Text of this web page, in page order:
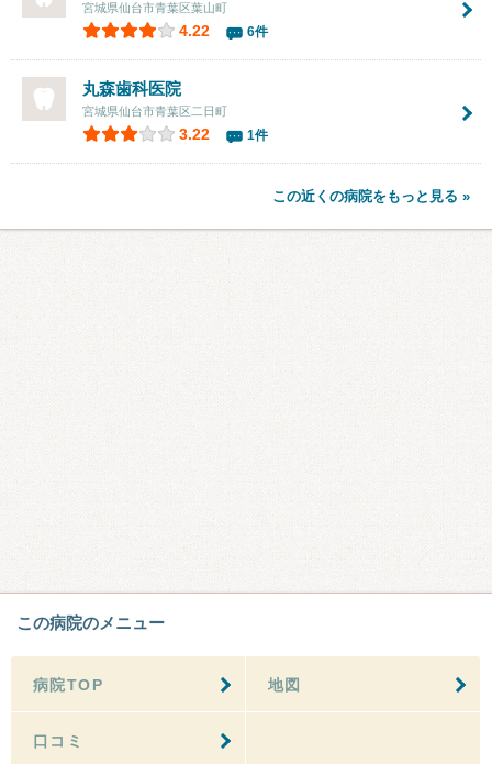
宮城県仙台市青葉区葉山町
4.22 6件
丸森歯科医院
宮城県仙台市青葉区二日町
3.22 1件
この近くの病院をもっと見る »
この病院のメニュー
病院TOP 地図
口コミ